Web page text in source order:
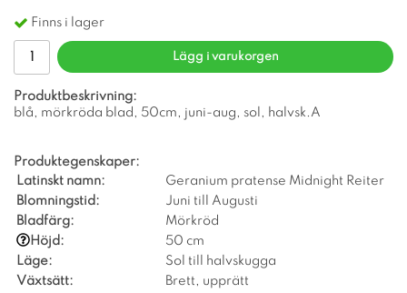
Finns i lager
Lägg i varukorgen
Produktbeskrivning:
blå, mörkröda blad, 50cm, juni-aug, sol, halvsk.A
Produktegenskaper:
Latinskt namn:
Geranium pratense Midnight Reiter
Blomningstid:
Juni till Augusti
Bladfärg:
Mörkröd
Höjd:
50 cm
Läge:
Sol till halvskugga
Växtsätt:
Brett, upprätt